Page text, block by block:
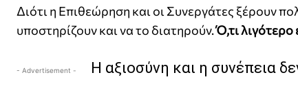
Διότι η Επιθεώρηση και οι Συνεργάτες ξέρουν
υποστηρίζουν και να το διατηρούν.Ό,τι λιγότερο
- Advertisement - Η αξιοσύνη και η συνέπεια